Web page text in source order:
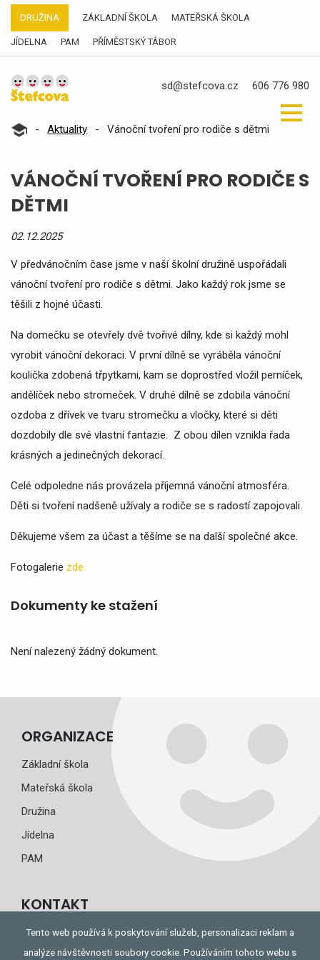
DRUŽINA ZÁKLADNÍ ŠKOLA MATEŘSKÁ ŠKOLA
JÍDELNA PAM PŘÍMĚSTSKÝ TÁBOR
sd@stefcova.cz 606 776 980
- Aktuality - Vánoční tvoření pro rodiče s dětmi
VÁNOČNÍ TVOŘENÍ PRO RODIČE S
DĚTMI
02.12.2025
V předvánočním čase jsme v naší školní družině uspořádali
vánoční tvoření pro rodiče s dětmi. Jako každý rok jsme se
těšili z hojné účasti.
Na domečku se otevřely dvě tvořivé dílny, kde si každý mohl
vyrobit vánoční dekoraci. V první dílně se vyráběla vánoční
koulička zdobená třpytkami, kam se doprostřed vložil perníček,
andělíček nebo stromeček. V druhé dílně se zdobila vánoční
ozdoba z dřívek ve tvaru stromečku a vločky, které si děti
dozdobily dle své vlastní fantazie. Z obou dílen vznikla řada
krásných a jedinečných dekorací.
Celé odpoledne nás provázela příjemná vánoční atmosféra.
Děti si tvoření nadšeně užívaly a rodiče se s radostí zapojovali.
Děkujeme všem za účast a těšíme se na další společné akce.
Fotogalerie zde.
Dokumenty ke stažení
Není nalezený žádný dokument.
ORGANIZACE
Základní škola
Mateřská škola
Družina
Jídelna
PAM
KONTAKT
e-mail:sd@stefcova.cz
Zobrazit mapu
Tento web používá k poskytování služeb, personalizaci reklam a
analýze návštěvnosti soubory cookie. Používáním tohoto webu s